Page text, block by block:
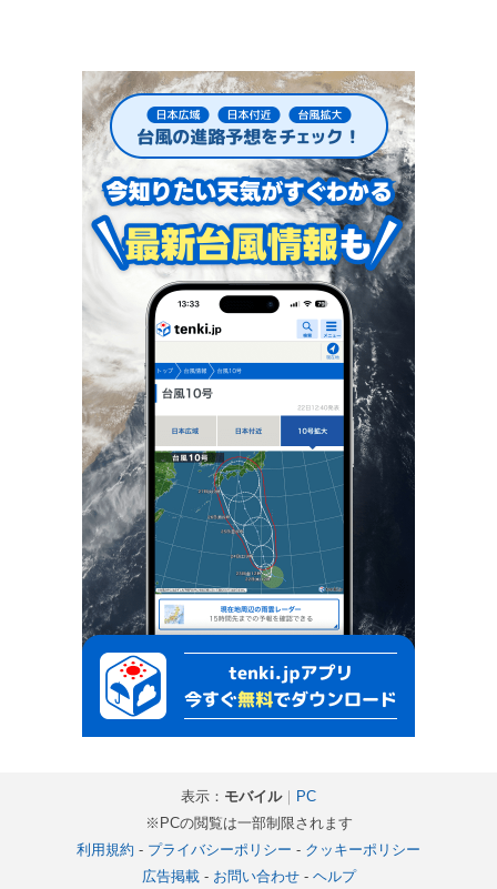
表示： モバイル｜ PC
※PCの閲覧は一部制限されます
利用規約 - プライバシーポリシー - クッキーポリシー
広告掲載- お問い合わせ- ヘルプ